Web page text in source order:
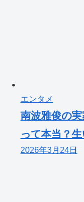
エンタメ
南波雅俊の
って本当？
2026年3月24日